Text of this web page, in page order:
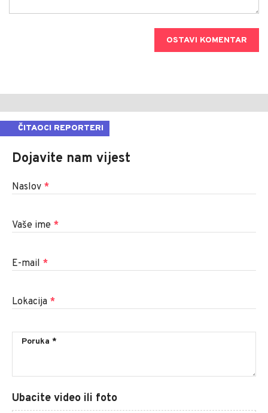
OSTAVI KOMENTAR
ČITAOCI REPORTERI
Dojavite nam vijest
Naslov *
Vaše ime *
E-mail *
Lokacija *
Ubacite video ili foto